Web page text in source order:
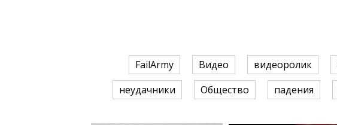
FailArmy Видео видеоролик
неудачники
Общество падения